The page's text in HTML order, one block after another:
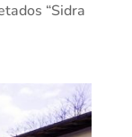
“Sidra